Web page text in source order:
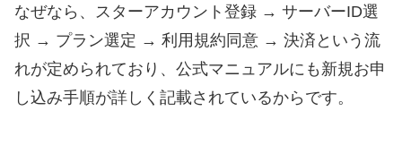
なぜなら、スターアカウント登録 → サーバーID選
択 → プラン選定 → 利用規約同意 → 決済という流
れが定められており、公式マニュアルにも新規お申
し込み手順が詳しく記載されているからです。